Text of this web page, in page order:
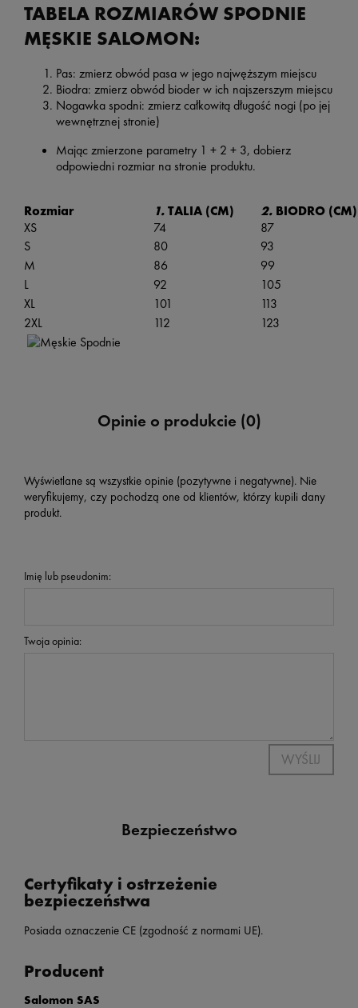
TABELA ROZMIARÓW SPODNIE
MĘSKIE SALOMON:
Pas: zmierz obwód pasa w jego najwęższym miejscu
Biodra: zmierz obwód bioder w ich najszerszym miejscu
Nogawka spodni: zmierz całkowitą długość nogi (po jej
wewnętrznej stronie)
Mając zmierzone parametry 1 + 2 + 3, dobierz
odpowiedni rozmiar na stronie produktu.
Rozmiar 1.TALIA (CM) 2. BIODRO (CM)
XS
74
87
S
80
93
M
86
99
L
92
105
XL
101
113
2XL
112 123
Opinie o produkcie (0)
Wyświetlane są wszystkie opinie (pozytywne i negatywne). Nie
weryfikujemy, czy pochodzą one od klientów, którzy kupili dany
produkt.
Imię lub pseudonim:
Twoja opinia:
WYŚLIJ
Bezpieczeństwo
Certyfikaty i ostrzeżenie
bezpieczeństwa
Posiada oznaczenie CE (zgodność z normami UE).
Producent
Salomon SAS